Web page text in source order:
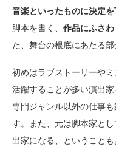
音楽といったものに決定を
脚本を書く、 作品にふさ
た、舞台の根底にあたる
初めはラブストーリーや
活躍することが多い演出
専門ジャンル以外の仕事
す。また、元は脚本家と
出家になる、ということも